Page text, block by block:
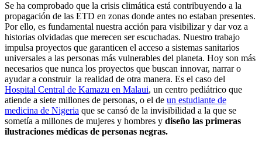
Se ha comprobado que la crisis climática está contribuyendo a la
propagación de las ETD en zonas donde antes no estaban presentes.
Por ello, es fundamental nuestra acción para visibilizar y dar voz a
historias olvidadas que merecen ser escuchadas. Nuestro trabajo
impulsa proyectos que garanticen el acceso a sistemas sanitarios
universales a las personas más vulnerables del planeta. Hoy son más
necesarios que nunca los proyectos que buscan innovar, narrar o
ayudar a construir la realidad de otra manera. Es el caso del
Hospital Central de Kamazu en Malaui, un centro pediátrico que
atiende a siete millones de personas, o el de un estudiante de
medicina de Nigeria que se cansó de la invisibilidad a la que se
sometía a millones de mujeres y hombres y diseño las primeras
ilustraciones médicas de personas negras.